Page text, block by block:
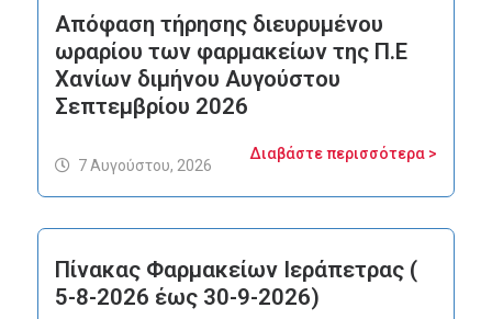
Απόφαση τήρησης διευρυμένου
ωραρίου των φαρμακείων της Π.Ε
Χανίων διμήνου Αυγούστου
Σεπτεμβρίου 2026
Διαβάστε περισσότερα >
7 Αυγούστου, 2026
Πίνακας Φαρμακείων Ιεράπετρας (
5-8-2026 έως 30-9-2026)